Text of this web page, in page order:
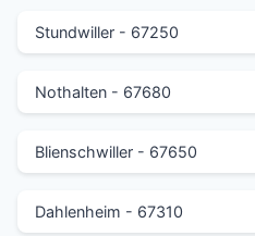
Stundwiller - 67250
Nothalten - 67680
Blienschwiller - 67650
Dahlenheim - 67310